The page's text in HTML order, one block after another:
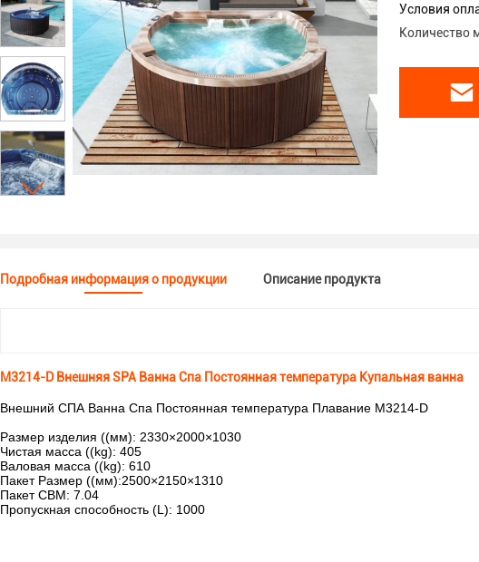
Условия
Количество
Подробная информация о продукции Описание продукта
M3214-D Внешняя SPA Ванна Спа Постоянная температура Купальная ванна
Внешний СПА Ванна Спа Постоянная температура Плавание M3214-D
Размер изделия ((мм): 2330×2000×1030
Чистая масса ((kg): 405
Валовая масса ((kg): 610
Пакет Размер ((мм):2500×2150×1310
Пакет CBM: 7.04
Пропускная способность (L): 1000